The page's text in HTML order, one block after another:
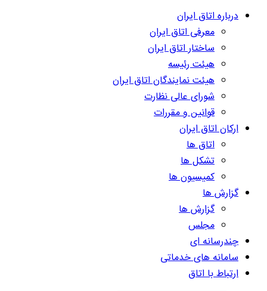
درباره اتاق ایران
معرفی اتاق ایران
ساختار اتاق ایران
هیئت رئیسه
هیئت نمایندگان اتاق ایران
شورای عالی نظارت
قوانین و مقررات
ارکان اتاق ایران
اتاق ها
تشکل ها
کمیسیون ها
گزارش ها
گزارش ها
مجلس
چندرسانه ای
سامانه های خدماتی
ارتباط با اتاق